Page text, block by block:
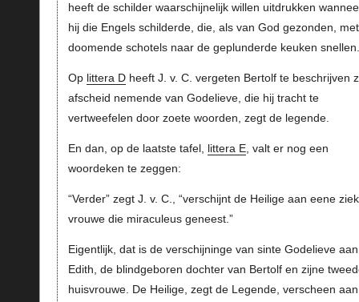
heeft de schilder waarschijnelijk willen uitdrukken
hij die Engels schilderde, die, als van God gezonden, met
doomende schotels naar de geplunderde keuken snellen.
Op littera Dheeft J. v. C. vergeten Bertolf te beschrijven
afscheid nemende van Godelieve, die hij tracht te
vertweefelen door zoete woorden, zegt de legende.
En dan, op de laatste tafel, littera E, valt er nog een
woordeken te zeggen:
“Verder” zegt J. v. C., “verschijnt de Heilige aan eene
vrouwe die miraculeus geneest.”
Eigentlijk, dat is de verschijninge van sinte Godelieve aan
Edith, de blindgeboren dochter van Bertolf en zijne
huisvrouwe. De Heilige, zegt de Legende, verscheen aan